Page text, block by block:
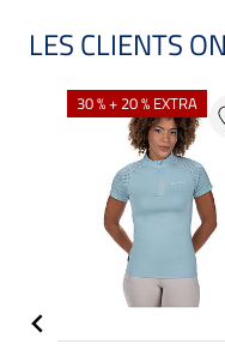
LES CLIENTS
30 % + 20 % EXTRA